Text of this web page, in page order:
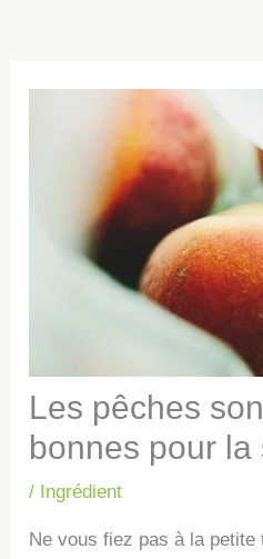
Les pêches
bonnes pour la
/ Ingrédient
Ne vous fiez pas à la petite